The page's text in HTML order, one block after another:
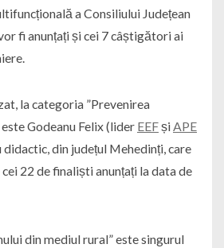
a Consiliului Județean
fi anunțați și cei 7 câștigători ai
la categoria ”Prevenirea
Godeanu Felix (lider EEFșiAPE
didactic, din județul Mehedinți, care
22 de finaliști anunțați la data de
din mediul rural” este singurul